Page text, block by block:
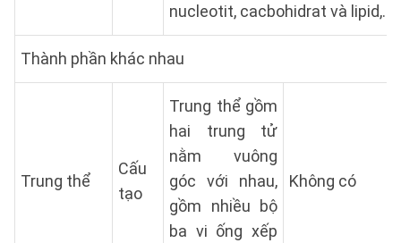
nucleotit, cacbohidrat và lipid,...
Thành phần khác nhau
Trung thể
Cấu
tạo
Trung thể gồm
hai trung tử
nằm vuông
góc với nhau,
gồm nhiều bộ
ba vi ống xếp
Không có